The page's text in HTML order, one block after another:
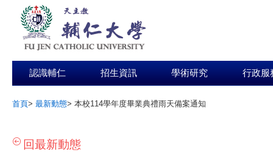
認識輔仁 招生資訊 學術研究 行政服
首頁> 最新動態> 本校114學年度畢業典禮雨天備案通知
回最新動態